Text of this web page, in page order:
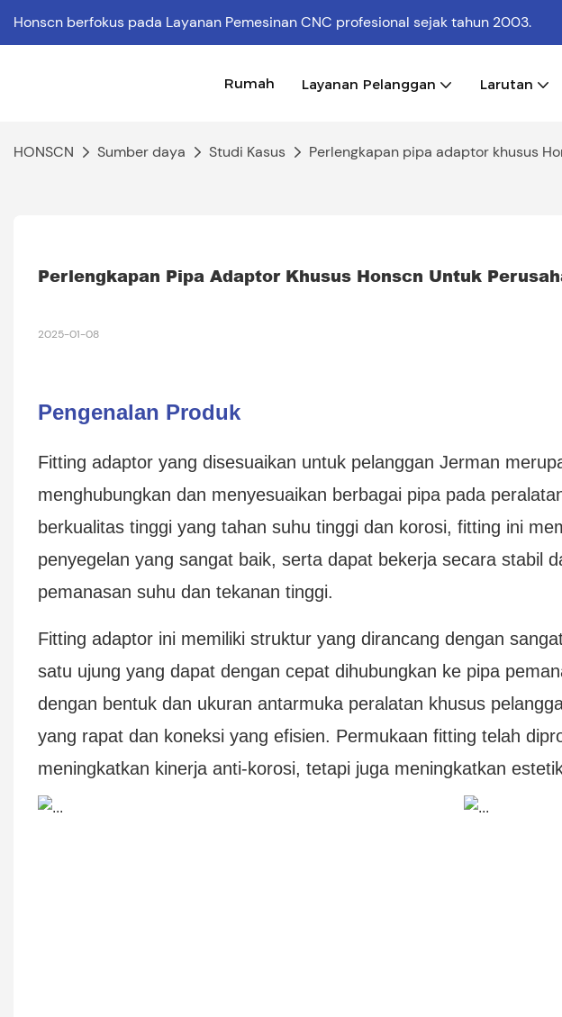
Honscn berfokus pada Layanan Pemesinan CNC profesional sejak tahun 2003.
Rumah Layanan Pelanggan Larutan
HONSCN Sumber daya Studi Kasus Perlengkapan pipa adaptor khusus
Perlengkapan Pipa Adaptor Khusus Honscn Untuk
2025-01-08
Pengenalan Produk
Fitting adaptor yang disesuaikan untuk pelanggan Jerman
menghubungkan dan menyesuaikan berbagai pipa pada
berkualitas tinggi yang tahan suhu tinggi dan korosi, fitting ini
penyegelan yang sangat baik, serta dapat bekerja secara stabil
pemanasan suhu dan tekanan tinggi.
Fitting adaptor ini memiliki struktur yang dirancang dengan
satu ujung yang dapat dengan cepat dihubungkan ke pipa
dengan bentuk dan ukuran antarmuka peralatan khusus
yang rapat dan koneksi yang efisien. Permukaan fitting telah
meningkatkan kinerja anti-korosi, tetapi juga meningkatkan